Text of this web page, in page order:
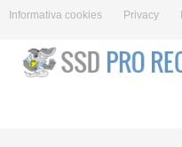
Informativa cookies Privacy